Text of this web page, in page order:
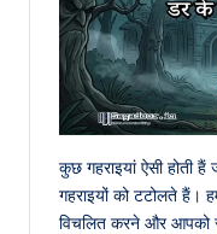
कुछ गहराइयां ऐसी होती हैं
गहराइयों को टटोलते हैं।
विचलित करने और आपको